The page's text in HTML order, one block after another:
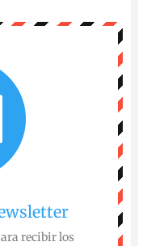
recibir los